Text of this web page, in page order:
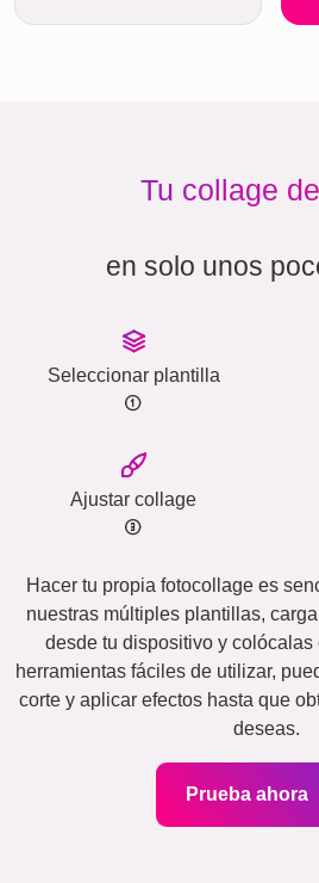
Tu collage
en solo unos
Seleccionar plantilla
Ajustar collage
Hacer tu propia fotocollage es
nuestras múltiples plantillas,
desde tu dispositivo y colócalas
herramientas fáciles de utilizar,
corte y aplicar efectos hasta que
deseas.
Prueba ahora